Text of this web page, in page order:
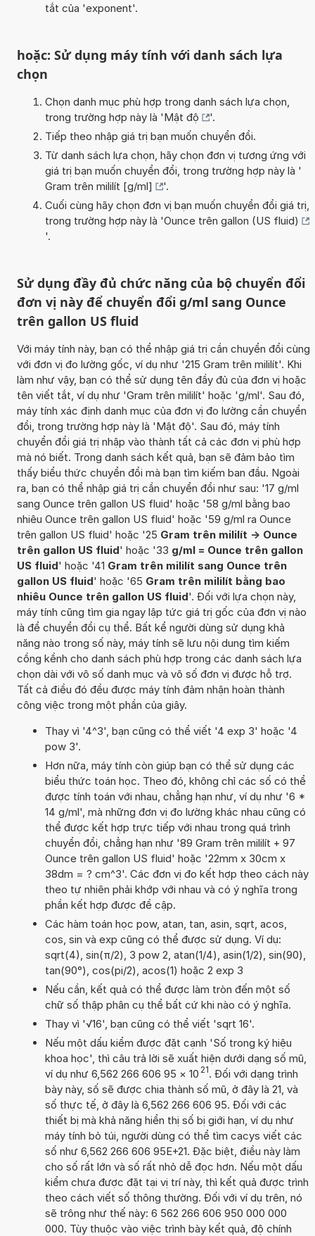
tắt của 'exponent'.
hoặc: Sử dụng máy tính với danh sách lựa
chọn
Chọn danh mục phù hợp trong danh sách lựa chọn,
trong trường hợp này là 'Mật độ
'.
Tiếp theo nhập giá trị bạn muốn chuyển đổi.
Từ danh sách lựa chọn, hãy chọn đơn vị tương ứng với
giá trị bạn muốn chuyển đổi, trong trường hợp này là '
Gram trên mililít [g/ml]
'.
Cuối cùng hãy chọn đơn vị bạn muốn chuyển đổi giá trị,
trong trường hợp này là 'Ounce trên gallon (US fluid)
'.
Sử dụng đầy đủ chức năng của bộ chuyển đổi
đơn vị này để chuyển đổi g/ml sang Ounce
trên gallon US fluid
Với máy tính này, bạn có thể nhập giá trị cần chuyển đổi cùng
với đơn vị đo lường gốc, ví dụ như '215 Gram trên mililít'. Khi
làm như vậy, bạn có thể sử dụng tên đầy đủ của đơn vị hoặc
tên viết tắt, ví dụ như 'Gram trên mililít' hoặc 'g/ml'. Sau đó,
máy tính xác định danh mục của đơn vị đo lường cần chuyển
đổi, trong trường hợp này là 'Mật độ'. Sau đó, máy tính
chuyển đổi giá trị nhập vào thành tất cả các đơn vị phù hợp
mà nó biết. Trong danh sách kết quả, bạn sẽ đảm bảo tìm
thấy biểu thức chuyển đổi mà bạn tìm kiếm ban đầu. Ngoài
ra, bạn có thể nhập giá trị cần chuyển đổi như sau: '17 g/ml
sang Ounce trên gallon US fluid' hoặc '58 g/ml bằng bao
nhiêu Ounce trên gallon US fluid' hoặc '59 g/ml ra Ounce
trên gallon US fluid' hoặc '25 Gram trên mililít -> Ounce
trên gallon US fluid' hoặc '33 g/ml = Ounce trên gallon
US fluid' hoặc '41 Gram trên mililít sang Ounce trên
gallon US fluid' hoặc '65 Gram trên mililít bằng bao
nhiêu Ounce trên gallon US fluid'. Đối với lựa chọn này,
máy tính cũng tìm gia ngay lập tức giá trị gốc của đơn vị nào
là để chuyển đổi cụ thể. Bất kể người dùng sử dụng khả
năng nào trong số này, máy tính sẽ lưu nội dung tìm kiếm
cồng kềnh cho danh sách phù hợp trong các danh sách lựa
chọn dài với vô số danh mục và vô số đơn vị được hỗ trợ.
Tất cả điều đó đều được máy tính đảm nhận hoàn thành
công việc trong một phần của giây.
Thay vì '4^3', bạn cũng có thể viết '4 exp 3' hoặc '4
pow 3'.
Hơn nữa, máy tính còn giúp bạn có thể sử dụng các
biểu thức toán học. Theo đó, không chỉ các số có thể
được tính toán với nhau, chẳng hạn như, ví dụ như '6 *
14 g/ml', mà những đơn vị đo lường khác nhau cũng có
thể được kết hợp trực tiếp với nhau trong quá trình
chuyển đổi, chẳng hạn như '89 Gram trên mililít + 97
Ounce trên gallon US fluid' hoặc '22mm x 30cm x
38dm = ? cm^3'. Các đơn vị đo kết hợp theo cách này
theo tự nhiên phải khớp với nhau và có ý nghĩa trong
phần kết hợp được đề cập.
Các hàm toán học pow, atan, tan, asin, sqrt, acos,
cos, sin và exp cũng có thể được sử dụng. Ví dụ:
sqrt(4), sin(π/2), 3 pow 2, atan(1/4), asin(1/2), sin(90),
tan(90°), cos(pi/2), acos(1) hoặc 2 exp 3
Nếu cần, kết quả có thể được làm tròn đến một số
chữ số thập phân cụ thể bất cứ khi nào có ý nghĩa.
Thay vì '√16', bạn cũng có thể viết 'sqrt 16'.
Nếu một dấu kiểm được đặt cạnh 'Số trong ký hiệu
khoa học', thì câu trả lời sẽ xuất hiện dưới dạng số mũ,
ví dụ như 6,562 266 606 95 × 10 21. Đối với dạng trình
bày này, số sẽ được chia thành số mũ, ở đây là 21, và
số thực tế, ở đây là 6,562 266 606 95. Đối với các
thiết bị mà khả năng hiển thị số bị giới hạn, ví dụ như
máy tính bỏ túi, người dùng có thể tìm cacys viết các
số như 6,562 266 606 95E+21. Đặc biệt, điều này làm
cho số rất lớn và số rất nhỏ dễ đọc hơn. Nếu một dấu
kiểm chưa được đặt tại vị trí này, thì kết quả được trình
theo cách viết số thông thường. Đối với ví dụ trên, nó
sẽ trông như thế này: 6 562 266 606 950 000 000
000. Tùy thuộc vào việc trình bày kết quả, độ chính